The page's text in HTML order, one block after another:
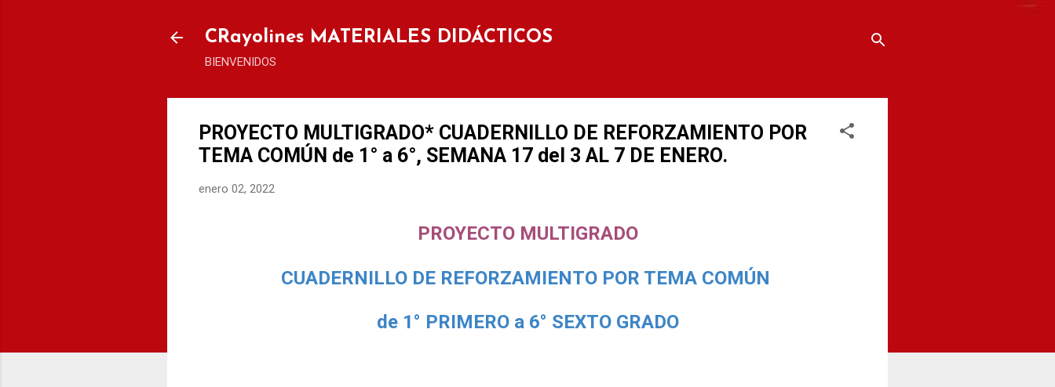
CRayolines MATERIALES DIDÁCTICOS
BIENVENIDOS
PROYECTO MULTIGRADO* CUADERNILLO DE REFORZAMIENTO POR
TEMA COMÚN de 1° a 6°, SEMANA 17 del 3 AL 7 DE ENERO.
enero 02, 2022
PROYECTO MULTIGRADO
CUADERNILLO DE REFORZAMIENTO POR TEMA COMÚN
de 1° PRIMERO a 6° SEXTO GRADO